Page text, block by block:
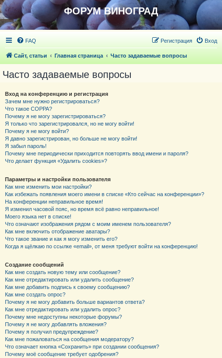
ФОРУМ ВИНОГРАД
FAQ Вход
Регистрация
Сайт, статьи Главная страница Часто задаваемые вопросы
Часто задаваемые вопросы
Вход на конференцию и регистрация
Зачем мне нужно регистрироваться?
Что такое COPPA?
Почему я не могу зарегистрироваться?
Я только что зарегистрировался, но не могу войти!
Почему я не могу войти?
Я давно зарегистрирован, но больше не могу войти!
Я забыл пароль!
Почему мне периодически приходится повторять ввод имени и пароля?
Что делает функция «Удалить cookies»?
Параметры и настройки пользователя
Как мне изменить мои настройки?
Как избежать появления моего имени в списке «Кто сейчас на конференции»?
На конференции неправильное время!
Я изменил часовой пояс, но время всё равно неправильное!
Моего языка нет в списке!
Что означают изображения рядом с моим именем пользователя?
Как мне включить отображение аватары?
Что такое звание и как я могу изменить его?
Когда я щёлкаю по ссылке «email», от меня требуют войти на конференцию!
Создание сообщений
Как мне создать новую тему или сообщение?
Как мне отредактировать или удалить сообщение?
Как мне добавить подпись к своему сообщению?
Как мне создать опрос?
Почему я не могу добавить больше вариантов ответа?
Как мне отредактировать или удалить опрос?
Почему мне недоступны некоторые форумы?
Почему я не могу добавлять вложения?
Почему я получил предупреждение?
Как мне пожаловаться на сообщения модератору?
Что означает кнопка «Сохранить» при создании сообщения?
Почему моё сообщение требует одобрения?